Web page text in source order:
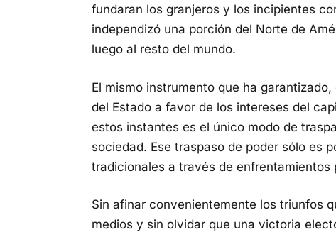
fundaran los granjeros y los incipientes
independizó una porción del Norte de
luego al resto del mundo.
El mismo instrumento que ha
del Estado a favor de los intereses del
estos instantes es el único modo de
sociedad. Ese traspaso de poder sólo es
tradicionales a través de enfrentamientos
Sin afinar convenientemente los triunfos
medios y sin olvidar que una victoria